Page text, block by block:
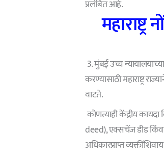
प्रलंबित आहे.
3. मुंबई उच्च
करण्यासाठी महाराष्ट्र
वाटते.
कोणत्याही केंद्रीय कायदा
deed), एक्सचेंज डीड किंवा
अधिकारप्राप्त